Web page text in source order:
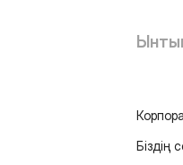
Біздің